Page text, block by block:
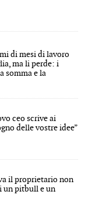
di mesi di lavoro
ma li perde: i
somma e la
ceo scrive ai
delle vostre idee”
il proprietario non
un pitbull e un